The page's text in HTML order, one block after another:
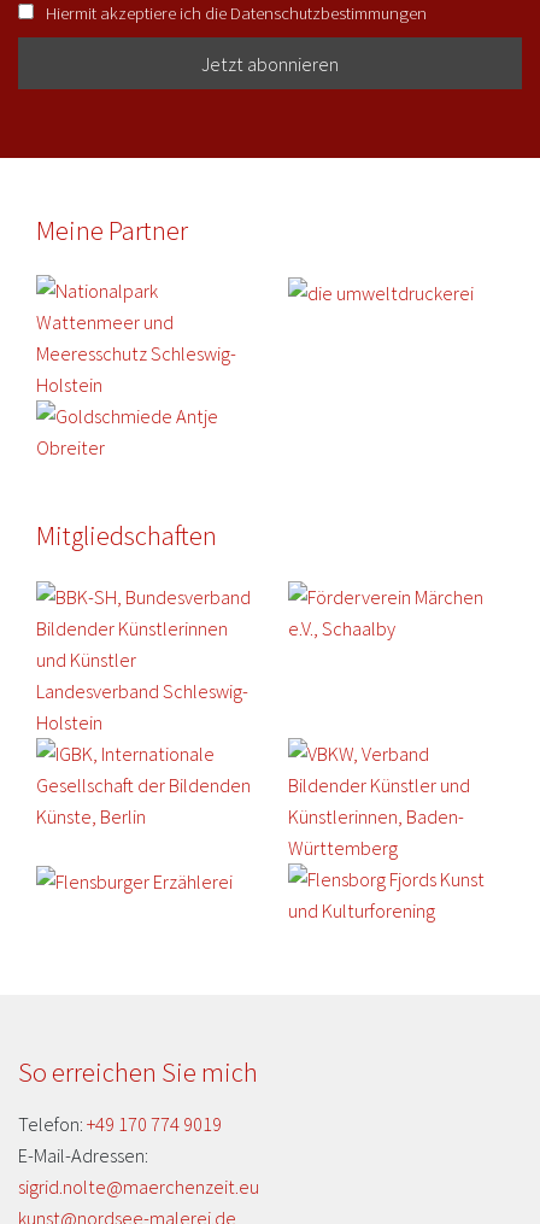
Hiermit akzeptiere ich die Datenschutzbestimmungen
Meine Partner
Mitgliedschaften
So erreichen Sie mich
Telefon: +49 170 774 9019
E-Mail-Adressen:
sigrid.nolte@maerchenzeit.eu
kunst@nordsee-malerei.de